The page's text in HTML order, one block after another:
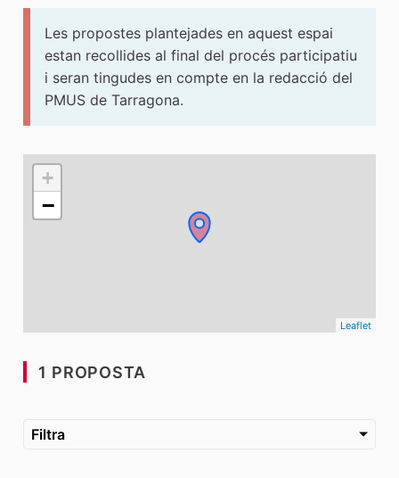
Les propostes plantejades en aquest espai
estan recollides al final del procés participatiu
i seran tingudes en compte en la redacció del
PMUS de Tarragona.
El següent element és un mapa que presenta els
+
−
Leaflet
1 PROPOSTA
Filtra